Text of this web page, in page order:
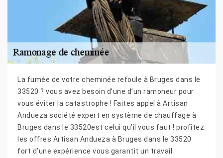
La fumée de votre cheminée refoule à Bruges dans le
33520 ? vous avez besoin d’une d’un ramoneur pour
vous éviter la catastrophe ! Faites appel à Artisan
Andueza société expert en système de chauffage à
Bruges dans le 33520est celui qu’il vous faut ! profitez
les offres Artisan Andueza à Bruges dans le 33520
fort d’une expérience vous garantit un travail